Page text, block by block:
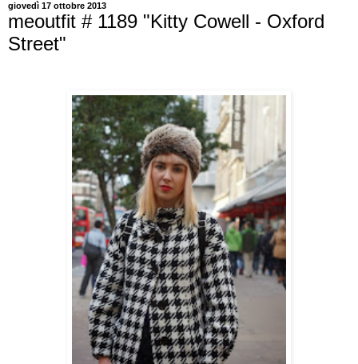
giovedì 17 ottobre 2013
meoutfit # 1189 "Kitty Cowell - Oxford
Street"